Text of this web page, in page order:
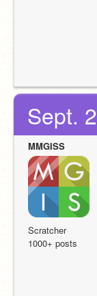
Sept.
MMGISS
Scratcher
1000+ posts